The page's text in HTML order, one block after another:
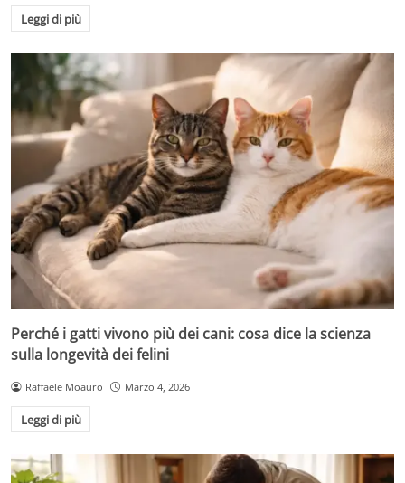
Leggi di più
Perché i gatti vivono più dei cani: cosa dice la scienza
sulla longevità dei felini
Raffaele Moauro Marzo 4, 2026
Leggi di più